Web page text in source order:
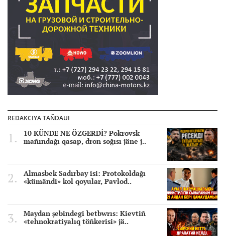
REDAKCIYA TAÑDAUI
10 KÜNDE NE ÖZGERDİ? Pokrovsk
mañındağı qasap, dron soğısı jäne j..
Almasbek Sadırbay isi: Protokoldağı
«kümändi» kol qoyular, Pavlod..
Maydan şebindegi betbwrıs: Kievtiñ
«tehnokratiyalıq töñkerisi» jä..